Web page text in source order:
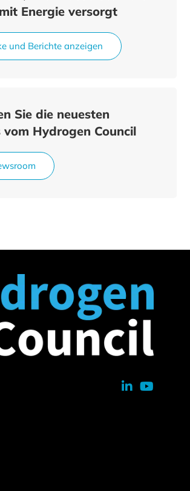
Energie versorgt
und Berichte anzeigen
Sie die neuesten
Hydrogen Council